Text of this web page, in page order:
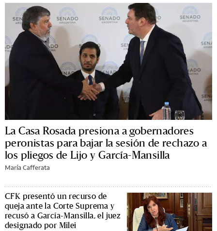
La Casa Rosada presiona a gobernadores
peronistas para bajar la sesión de rechazo a
los pliegos de Lijo y García-Mansilla
María Cafferata
CFK presentó un recurso de
queja ante la Corte Suprema y
recusó a García-Mansilla, el juez
designado por Milei